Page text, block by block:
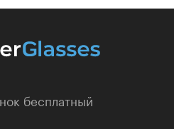
бесплатный